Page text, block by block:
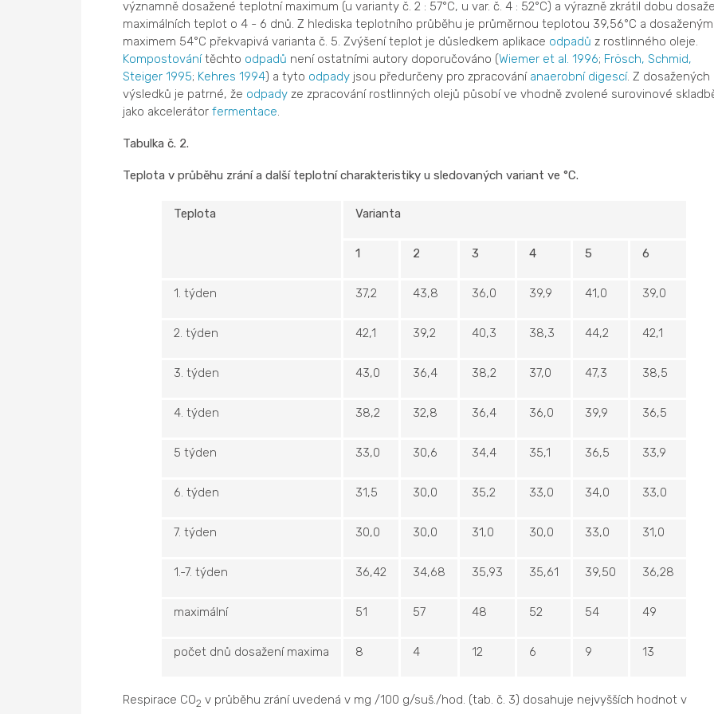
významně dosažené teplotní maximum (u varianty č. 2 : 57°C, u var. č. 4 : 52°C) a výrazně zkrátil dobu
maximálních teplot o 4 - 6 dnů. Z hlediska teplotního průběhu je průměrnou teplotou 39,56°C a dosaženým
maximem 54°C překvapivá varianta č. 5. Zvýšení teplot je důsledkem aplikace odpadů z rostlinného oleje.
Kompostovánítěchto odpadů není ostatními autory doporučováno (Wiemer et al. 1996; Frösch, Schmid,
Steiger 1995; Kehres 1994) a tyto odpadyjsou předurčeny pro zpracování anaerobní digescí. Z dosažených
výsledků je patrné, že odpadyze zpracování rostlinných olejů působí ve vhodně zvolené surovinové
jako akcelerátor fermentace
Tabulka č. 2.
Teplota v průběhu zrání a další teplotní charakteristiky u sledovaných variant ve °C.
Teplota Varianta
1 2 3 4 5 6
1. týden 37,2 43,8 36,0 39,9 41,0 39,0
2. týden 42,1 39,2 40,3 38,3 44,2 42,1
3. týden 43,0 36,4 38,2 37,0 47,3 38,5
4. týden 38,2 32,8 36,4 36,0 39,9 36,5
5 týden 33,0 30,6 34,4 35,1 36,5 33,9
6. týden 31,5 30,0 35,2 33,0 34,0 33,0
7. týden 30,0 30,0 31,0 30,0 33,0 31,0
1.-7. týden 36,42 34,68 35,93 35,61 39,50 36,28
maximální 51 57 48 52 54 49
počet dnů dosažení maxima 8 4 12 6 9 13
Respirace CO2 v průběhu zrání uvedená v mg /100 g/suš./hod. (tab. č. 3) dosahuje nejvyšších hodnot v